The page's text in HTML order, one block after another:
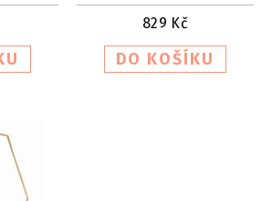
829 Kč